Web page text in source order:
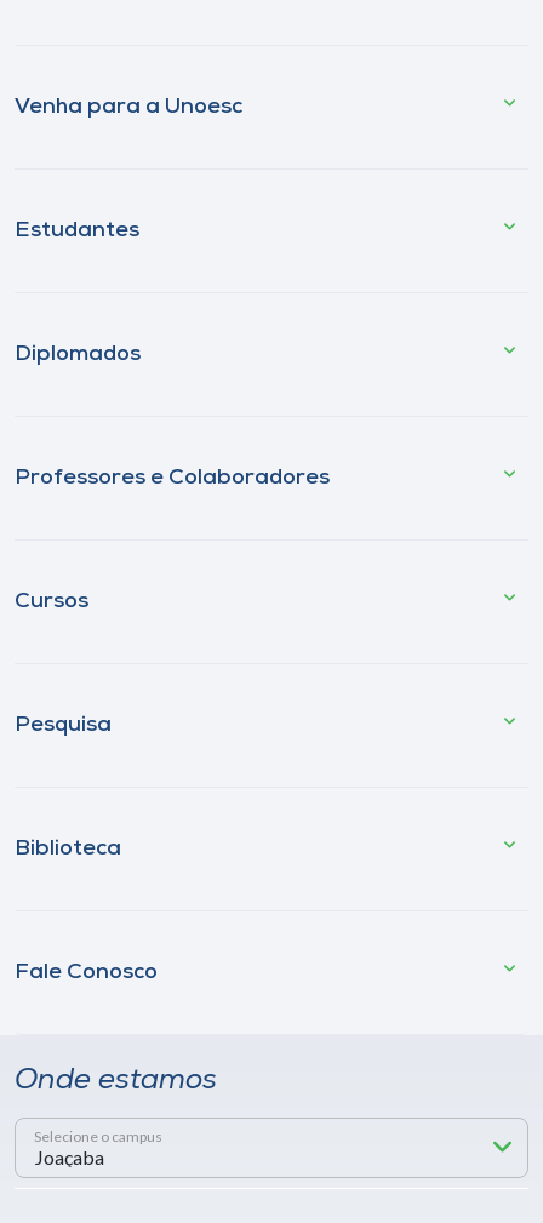
Venha para a Unoesc
Estudantes
Diplomados
Professores e Colaboradores
Cursos
Pesquisa
Biblioteca
Fale Conosco
Onde estamos
Selecione o campus